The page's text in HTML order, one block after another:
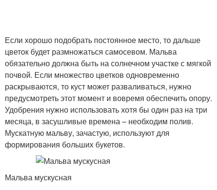
Если хорошо подобрать постоянное место, то дальше
цветок будет размножаться самосевом. Мальва
обязательно должна быть на солнечном участке с мягкой
почвой. Если множество цветков одновременно
раскрываются, то куст может разваливаться, нужно
предусмотреть этот момент и вовремя обеспечить опору.
Удобрения нужно использовать хотя бы один раз на три
месяца, в засушливые времена – необходим полив.
Мускатную мальву, зачастую, используют для
формирования больших букетов.
Мальва мускусная